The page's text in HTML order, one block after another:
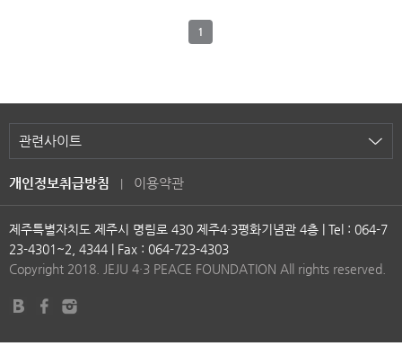
1
개인정보취급방침 이용약관
제주특별자치도 제주시 명림로 430 제주4·3평화기념관 4층 | Tel : 064-7
23-4301~2, 4344 | Fax : 064-723-4303
Copyright 2018. JEJU 4·3 PEACE FOUNDATION All rights reserved.